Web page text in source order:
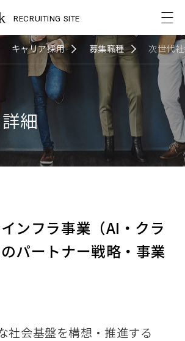
RECRUITING SITE
キャリア採用 募集職種 次世代
細
ンフラ事業（AI・クラ
パートナー戦略・事業
社会基盤を構想・推進する